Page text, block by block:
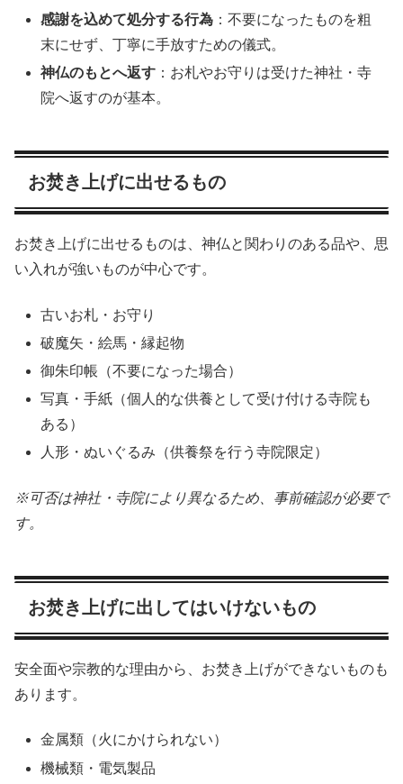
感謝を込めて処分する行為 ：不要になったものを粗
末にせず、丁寧に手放すための儀式。
神仏のもとへ返す ：お札やお守りは受けた神社・寺
院へ返すのが基本。
お焚き上げに出せるもの
お焚き上げに出せるものは、神仏と関わりのある品や、思
い入れが強いものが中心です。
古いお札・お守り
破魔矢・絵馬・縁起物
御朱印帳（不要になった場合）
写真・手紙（個人的な供養として受け付ける寺院も
ある）
人形・ぬいぐるみ（供養祭を行う寺院限定）
※可否は神社・寺院により異なるため、事前確認が必要で
す。
お焚き上げに出してはいけないもの
安全面や宗教的な理由から、お焚き上げができないものも
あります。
金属類（火にかけられない）
機械類・電気製品